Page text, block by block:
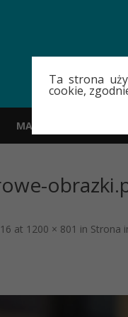
Ta strona
cookie,
MAPA
at 1200 × 801 in Strona